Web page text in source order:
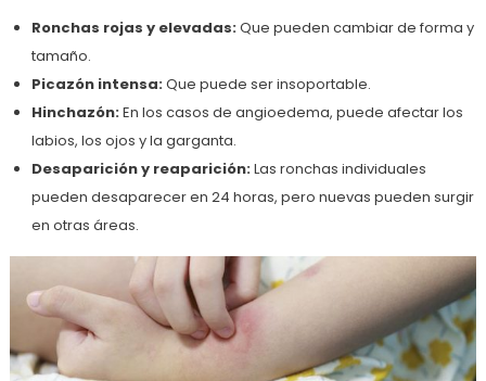
Ronchas rojas y elevadas:Que pueden cambiar de forma y
tamaño.
Picazón intensa:Que puede ser insoportable.
Hinchazón:En los casos de angioedema, puede afectar los
labios, los ojos y la garganta.
Desaparición y reaparición:Las ronchas individuales
pueden desaparecer en 24 horas, pero nuevas pueden surgir
en otras áreas.